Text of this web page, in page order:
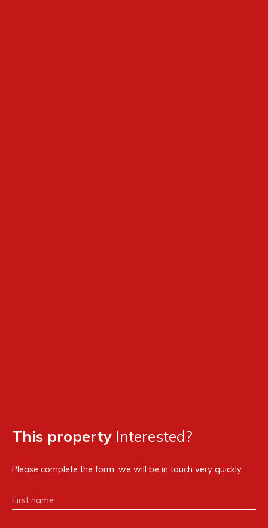
This property Interested?
Please complete the form, we will be in touch very quickly.
First name